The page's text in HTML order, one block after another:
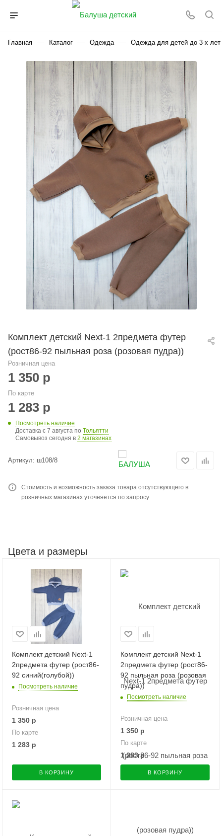
Главная — Каталог — Одежда — Одежда для детей до 3-х лет
Комплект детский Neхt-1 2предмета футер
(рост86-92 пыльная роза (розовая пудра))
Розничная цена
1 350 р
По карте
1 283 р
Посмотреть наличие
Доставка с 7 августа по Тольятти
Самовывоз сегодня в 2 магазинах
Артикул: ш108/8
Стоимость и возможность заказа товара отсутствующего в
розничных магазинах уточняется по запросу
Цвета и размеры
Комплект детский Neхt-1
2предмета футер (рост86-
92 синий(голубой))
Посмотреть наличие
Розничная цена
1 350 р
По карте
1 283 р
В КОРЗИНУ
Комплект детский Neхt-1
2предмета футер (рост86-
92 пыльная роза (розовая
пудра))
Посмотреть наличие
Розничная цена
1 350 р
По карте
1 283р
В КОРЗИНУ